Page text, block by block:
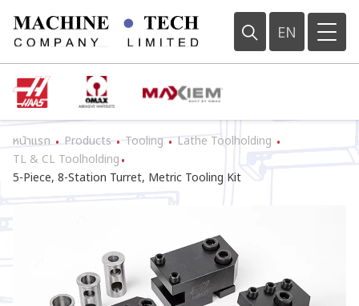
EN
หน้าแรก • Products • Tooling • Lathe Toolholding •
TL & CL Toolholding •
5-Piece, 8-Station Turret, Metric Tooling Kit